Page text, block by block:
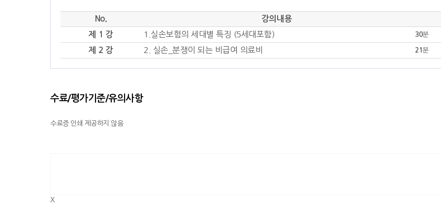
No.
강의내용
제 1 강
1.실손보험의 세대별 특징 (5세대포함) 30분
제 2 강 2. 실손_분쟁이 되는 비급여 의료비 21분
수료/평가기준/유의사항
수료증 인쇄 제공하지 않음
X